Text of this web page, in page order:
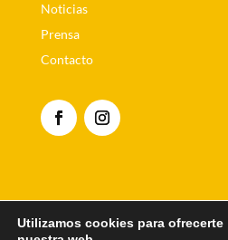
Noticias
Prensa
Contacto
privacidad en redes sociales
Utilizamos cookies para ofrecerte